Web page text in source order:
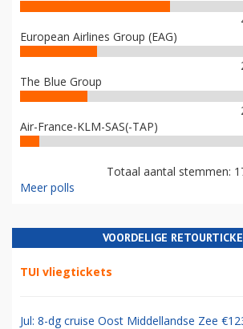
European Airlines Group (EAG)
The Blue Group
Air-France-KLM-SAS(-TAP)
Totaal aantal stemmen:
Meer polls
VOORDELIGE
TUI vliegtickets
Jul: 8-dg cruise Oost Middellandse Zee